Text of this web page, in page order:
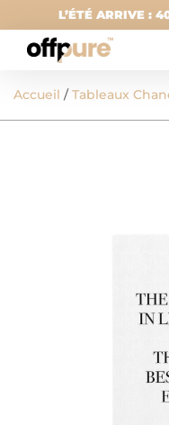
L’ÉTÉ ARRIVE :
Accueil /Tableaux